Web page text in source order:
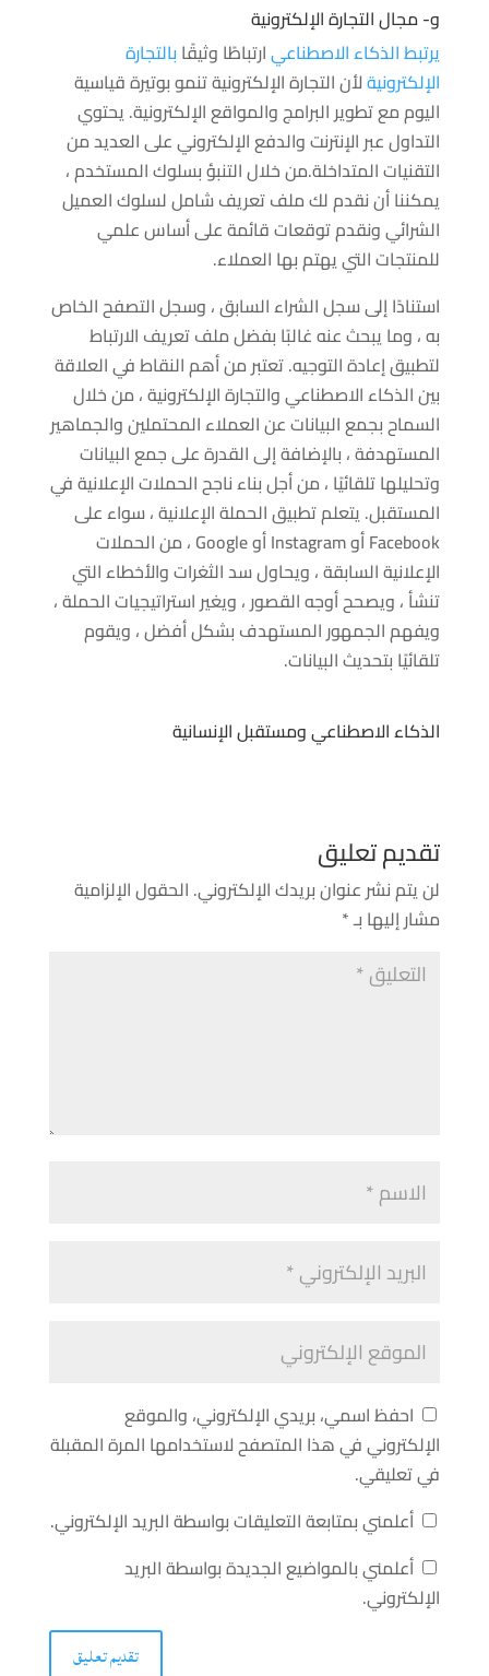
و- مجال التجارة الإلكترونية
يرتبط الذكاء الاصطناعيارتباطًا وثيقًا بالتجارة
الإلكترونيةلأن التجارة الإلكترونية تنمو بوتيرة قياسية
اليوم مع تطوير البرامج والمواقع الإلكترونية. يحتوي
التداول عبر الإنترنت والدفع الإلكتروني على العديد من
التقنيات المتداخلة.من خلال التنبؤ بسلوك المستخدم ،
يمكننا أن نقدم لك ملف تعريف شامل لسلوك العميل
الشرائي ونقدم توقعات قائمة على أساس علمي
للمنتجات التي يهتم بها العملاء.
استنادًا إلى سجل الشراء السابق ، وسجل التصفح الخاص
به ، وما يبحث عنه غالبًا بفضل ملف تعريف الارتباط
لتطبيق إعادة التوجيه. تعتبر من أهم النقاط في العلاقة
بين الذكاء الاصطناعي والتجارة الإلكترونية ، من خلال
السماح بجمع البيانات عن العملاء المحتملين والجماهير
المستهدفة ، بالإضافة إلى القدرة على جمع البيانات
وتحليلها تلقائيًا ، من أجل بناء ناجح الحملات الإعلانية في
المستقبل. يتعلم تطبيق الحملة الإعلانية ، سواء على
Facebook أو Instagram أو Google ، من الحملات
الإعلانية السابقة ، ويحاول سد الثغرات والأخطاء التي
تنشأ ، ويصحح أوجه القصور ، ويغير استراتيجيات الحملة ،
ويفهم الجمهور المستهدف بشكل أفضل ، ويقوم
تلقائيًا بتحديث البيانات.
الذكاء الاصطناعي ومستقبل الإنسانية
تقديم تعليق
لن يتم نشر عنوان بريدك الإلكتروني. الحقول الإلزامية
مشار إليها بـ*
احفظ اسمي، بريدي الإلكتروني، والموقع
الإلكتروني في هذا المتصفح لاستخدامها المرة المقبلة
في تعليقي.
أعلمني بمتابعة التعليقات بواسطة البريد الإلكتروني.
أعلمني بالمواضيع الجديدة بواسطة البريد
الإلكتروني.